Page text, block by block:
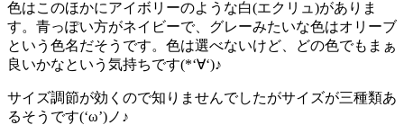
色はこのほかにアイボリーのような白(エクリュ)がありま
す。青っぽい方がネイビーで、グレーみたいな色はオリーブ
という色名だそうです。色は選べないけど、どの色でもまぁ
良いかなという気持ちです(*‘∀‘)♪
サイズ調節が効くので知りませんでしたがサイズが三種類あ
るそうです(‘ω’)ノ♪